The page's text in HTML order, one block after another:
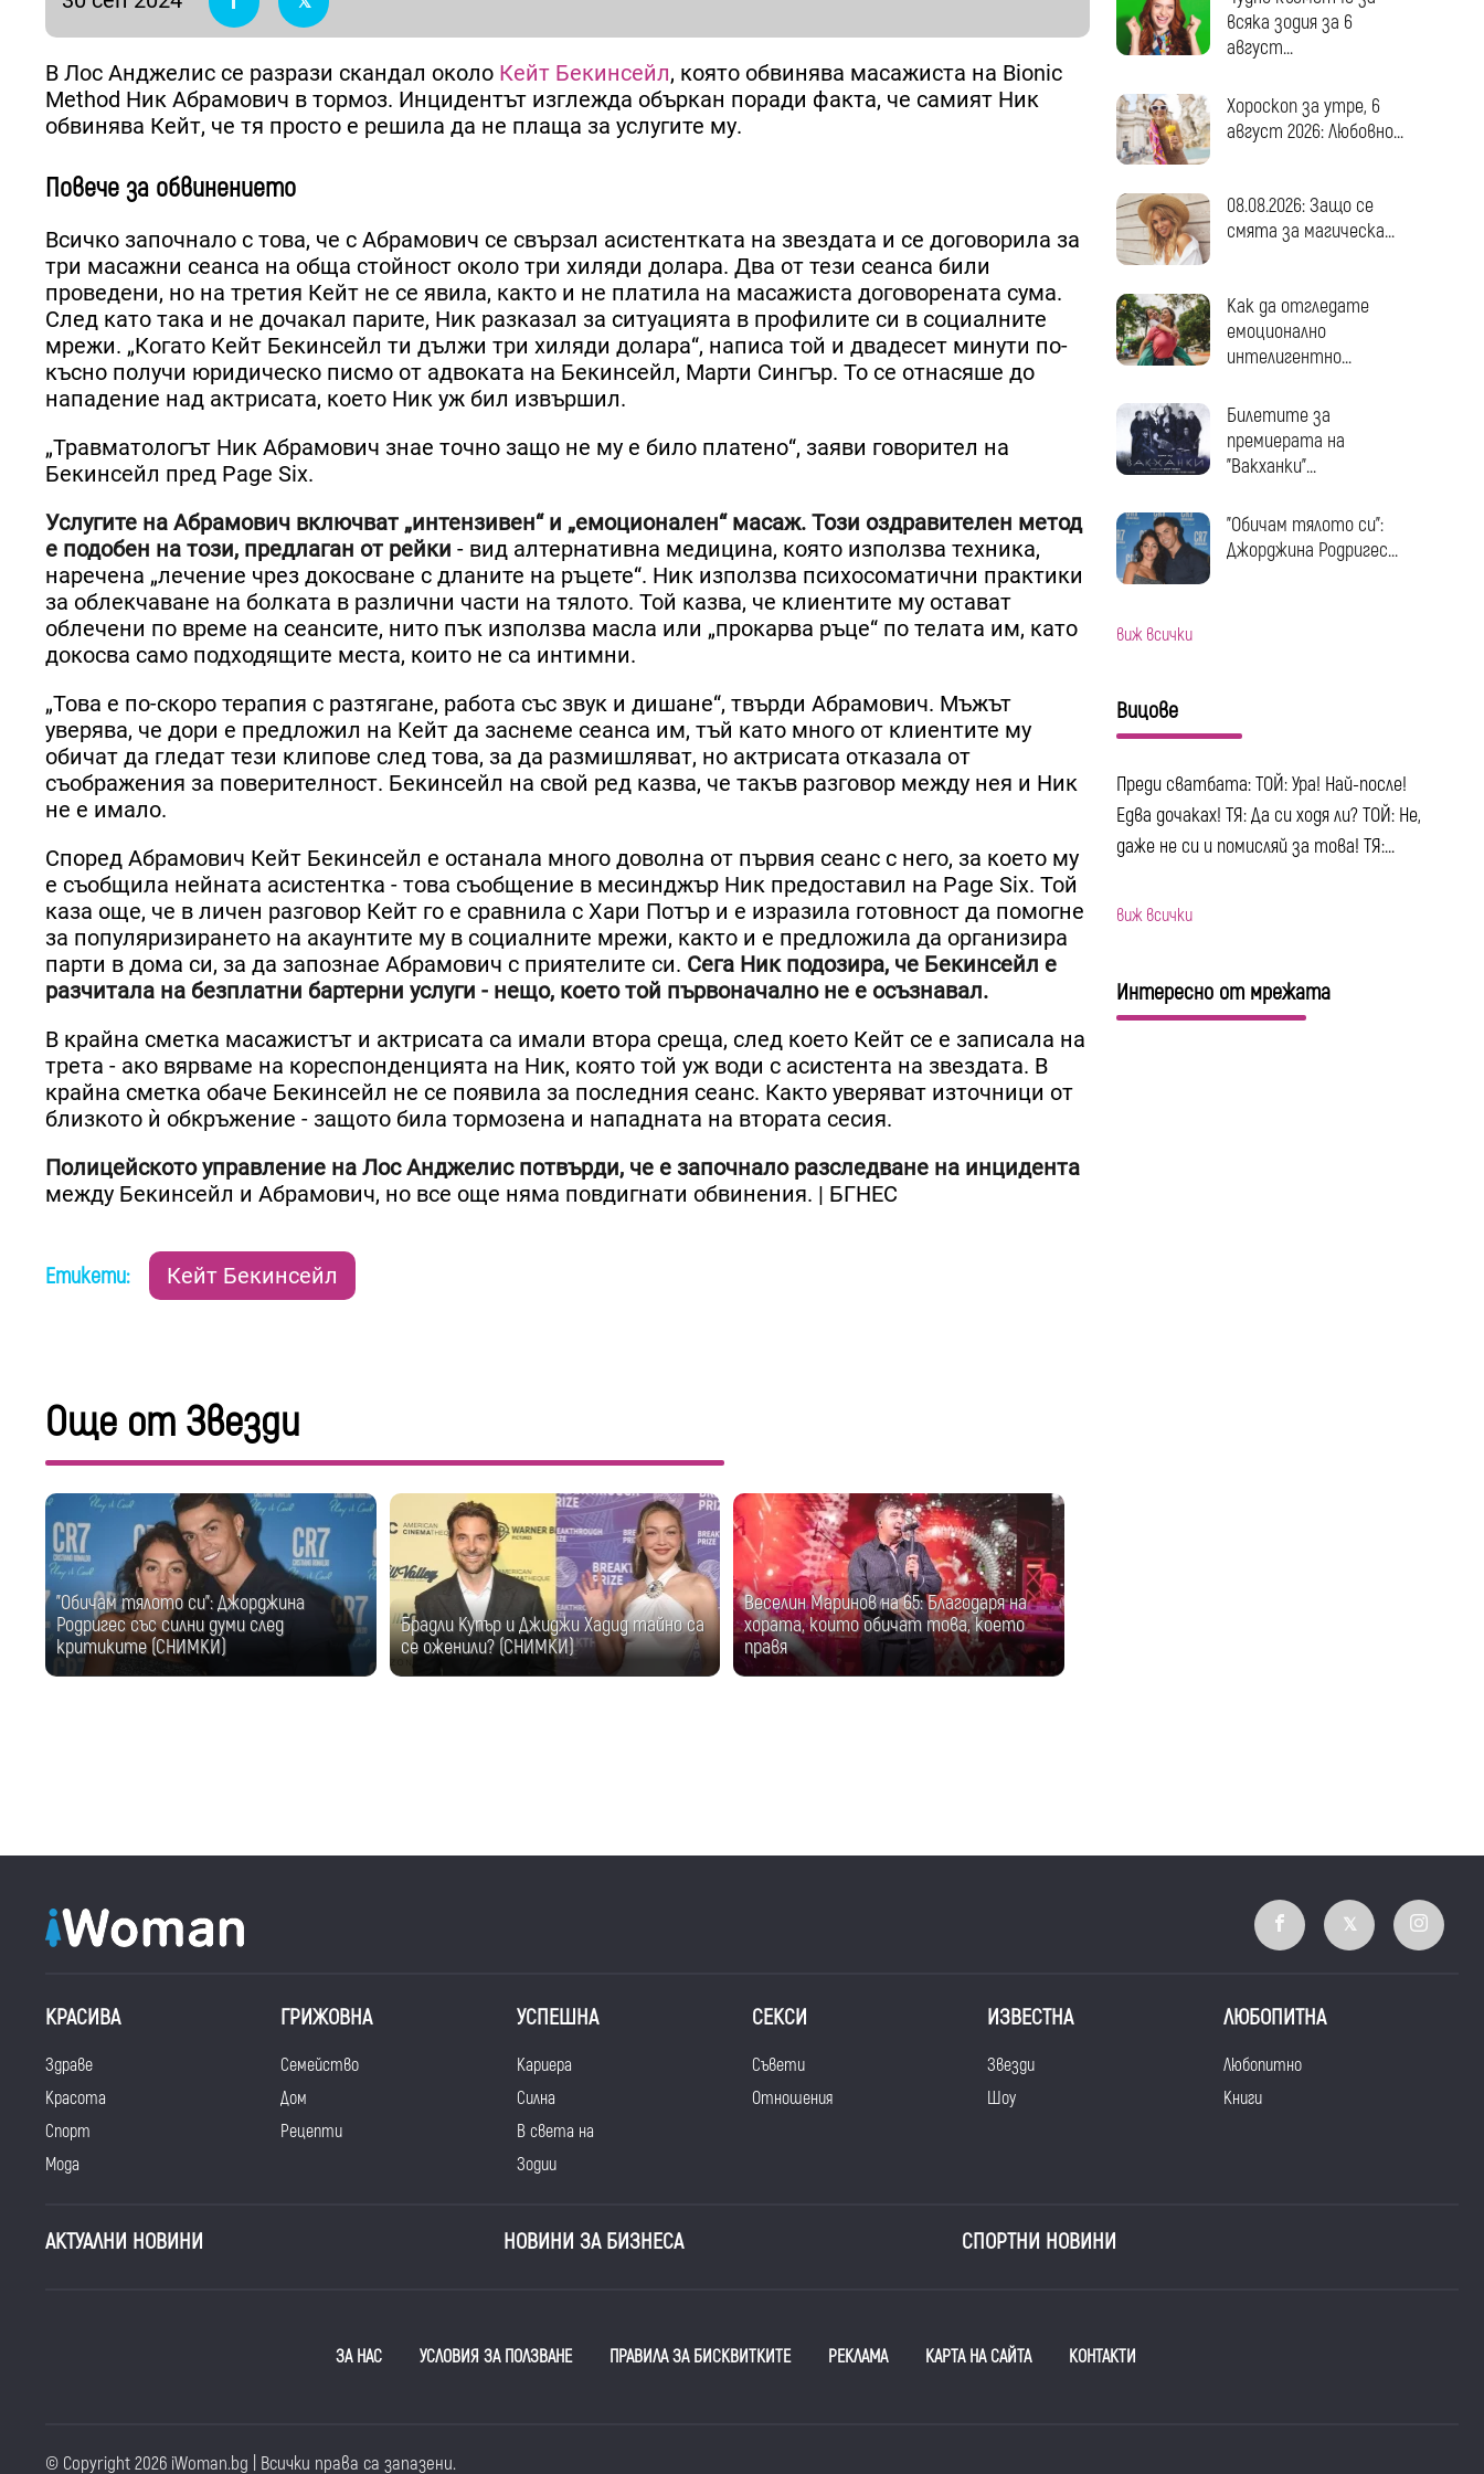
В Лос Анджелис се разрази скандал около Кейт Бекинсейл, която обвинява масажиста на Bionic
Method Ник Абрамович в тормоз. Инцидентът изглежда объркан поради факта, че самият Ник
обвинява Кейт, че тя просто е решила да не плаща за услугите му.
Повече за обвинението
Всичко започнало с това, че с Абрамович се свързал асистентката на звездата и се договорила за
три масажни сеанса на обща стойност около три хиляди долара. Два от тези сеанса били
проведени, но на третия Кейт не се явила, както и не платила на масажиста договорената сума.
След като така и не дочакал парите, Ник разказал за ситуацията в профилите си в социалните
мрежи. „Когато Кейт Бекинсейл ти дължи три хиляди долара“, написа той и двадесет минути по-
късно получи юридическо писмо от адвоката на Бекинсейл, Марти Сингър. То се отнасяше до
нападение над актрисата, което Ник уж бил извършил.
„Травматологът Ник Абрамович знае точно защо не му е било платено“, заяви говорител на
Бекинсейл пред Page Six.
Услугите на Абрамович включват „интензивен“ и „емоционален“ масаж. Този оздравителен метод
е подобен на този, предлаган от рейки - вид алтернативна медицина, която използва техника,
наречена „лечение чрез докосване с дланите на ръцете“. Ник използва психосоматични практики
за облекчаване на болката в различни части на тялото. Той казва, че клиентите му остават
облечени по време на сеансите, нито пък използва масла или „прокарва ръце“ по телата им, като
докосва само подходящите места, които не са интимни.
„Това е по-скоро терапия с разтягане, работа със звук и дишане“, твърди Абрамович. Мъжът
уверява, че дори е предложил на Кейт да заснеме сеанса им, тъй като много от клиентите му
обичат да гледат тези клипове след това, за да размишляват, но актрисата отказала от
съображения за поверителност. Бекинсейл на свой ред казва, че такъв разговор между нея и Ник
не е имало.
Според Абрамович Кейт Бекинсейл е останала много доволна от първия сеанс с него, за което му
е съобщила нейната асистентка - това съобщение в месинджър Ник предоставил на Page Six. Той
каза още, че в личен разговор Кейт го е сравнила с Хари Потър и е изразила готовност да помогне
за популяризирането на акаунтите му в социалните мрежи, както и е предложила да организира
парти в дома си, за да запознае Абрамович с приятелите си. Сега Ник подозира, че Бекинсейл е
разчитала на безплатни бартерни услуги - нещо, което той първоначално не е осъзнавал.
В крайна сметка масажистът и актрисата са имали втора среща, след което Кейт се е записала на
трета - ако вярваме на кореспонденцията на Ник, която той уж води с асистента на звездата. В
крайна сметка обаче Бекинсейл не се появила за последния сеанс. Както уверяват източници от
близкото ѝ обкръжение - защото била тормозена и нападната на втората сесия.
Полицейското управление на Лос Анджелис потвърди, че е започнало разследване на инцидента
между Бекинсейл и Абрамович, но все още няма повдигнати обвинения. | БГНЕС
Етикети: Кейт Бекинсейл
Още от Звезди
"Обичам тялото си": Джорджина
Родригес със силни думи след
критиките (СНИМКИ)
Брадли Купър и Джиджи Хадид тайно са
се оженили? (СНИМКИ)
Веселин Маринов на 65: Благодаря на
хората, които обичат това, което
правя
всяка зодия за 6
август...
Хороскоп за утре, 6
август 2026: Любовно...
08.08.2026: Защо се
смята за магическа...
Как да отгледате
емоционално
интелигентно...
Билетите за
премиерата на
"Вакханки"...
"Обичам тялото си":
Джорджина Родригес...
виж всички
Вицове
Преди сватбата: ТОЙ: Ура! Най-после!
Едва дочаках! ТЯ: Да си ходя ли? ТОЙ: Не,
даже не си и помисляй за това! ТЯ:...
виж всички
Интересно от мрежата
КРАСИВА
Здраве
Красота
Спорт
Мода
ГРИЖОВНА
Семейство
Дом
Рецепти
УСПЕШНА
Кариера
Силна
В света на
Зодии
СЕКСИ
Съвети
Отношения
ИЗВЕСТНА
Звезди
Шоу
ЛЮБОПИТНА
Любопитно
Книги
АКТУАЛНИ НОВИНИ НОВИНИ ЗА БИЗНЕСА СПОРТНИ НОВИНИ
ЗА НАС УСЛОВИЯ ЗА ПОЛЗВАНЕ ПРАВИЛА ЗА БИСКВИТКИТЕ РЕКЛАМА КАРТА НА САЙТА КОНТАКТИ
© Copyright 2026 iWoman.bg | Всички права са запазени.